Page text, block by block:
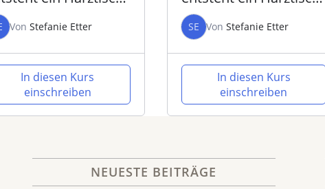
Workshop
Von Stefanie Etter
In diesen Kurs
einschreiben
– Intensiv Workshop
SE Von Stefanie Etter
In diesen Kurs
einschreiben
NEUESTE BEITRÄGE